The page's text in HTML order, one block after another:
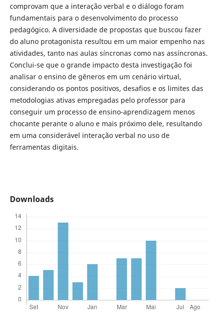
comprovam que a interação verbal e o diálogo foram
fundamentais para o desenvolvimento do processo
pedagógico. A diversidade de propostas que buscou fazer
do aluno protagonista resultou em um maior empenho nas
atividades, tanto nas aulas síncronas como nas assíncronas.
Conclui-se que o grande impacto desta investigação foi
analisar o ensino de gêneros em um cenário virtual,
considerando os pontos positivos, desafios e os limites das
metodologias ativas empregadas pelo professor para
conseguir um processo de ensino-aprendizagem menos
chocante perante o aluno e mais próximo dele, resultando
em uma considerável interação verbal no uso de
ferramentas digitais.
Downloads